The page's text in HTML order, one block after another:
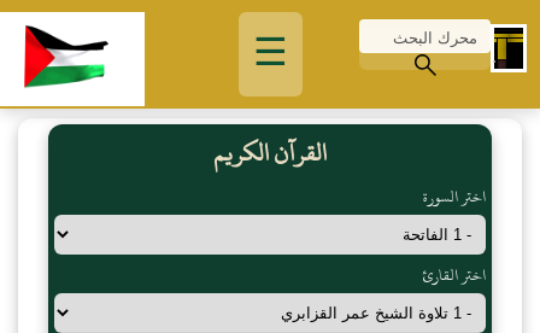
☰
القرآن الكريم
اختر السورة
اختر القارئ